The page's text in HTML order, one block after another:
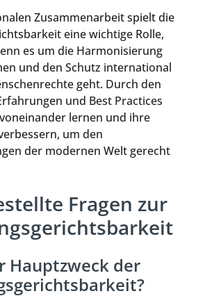
Zusammenarbeit spielt die
eine wichtige Rolle,
es um die Harmonisierung
und den Schutz international
geht. Durch den
und Best Practices
lernen und ihre
um den
der modernen Welt gerecht
Fragen zur
Hauptzweck der